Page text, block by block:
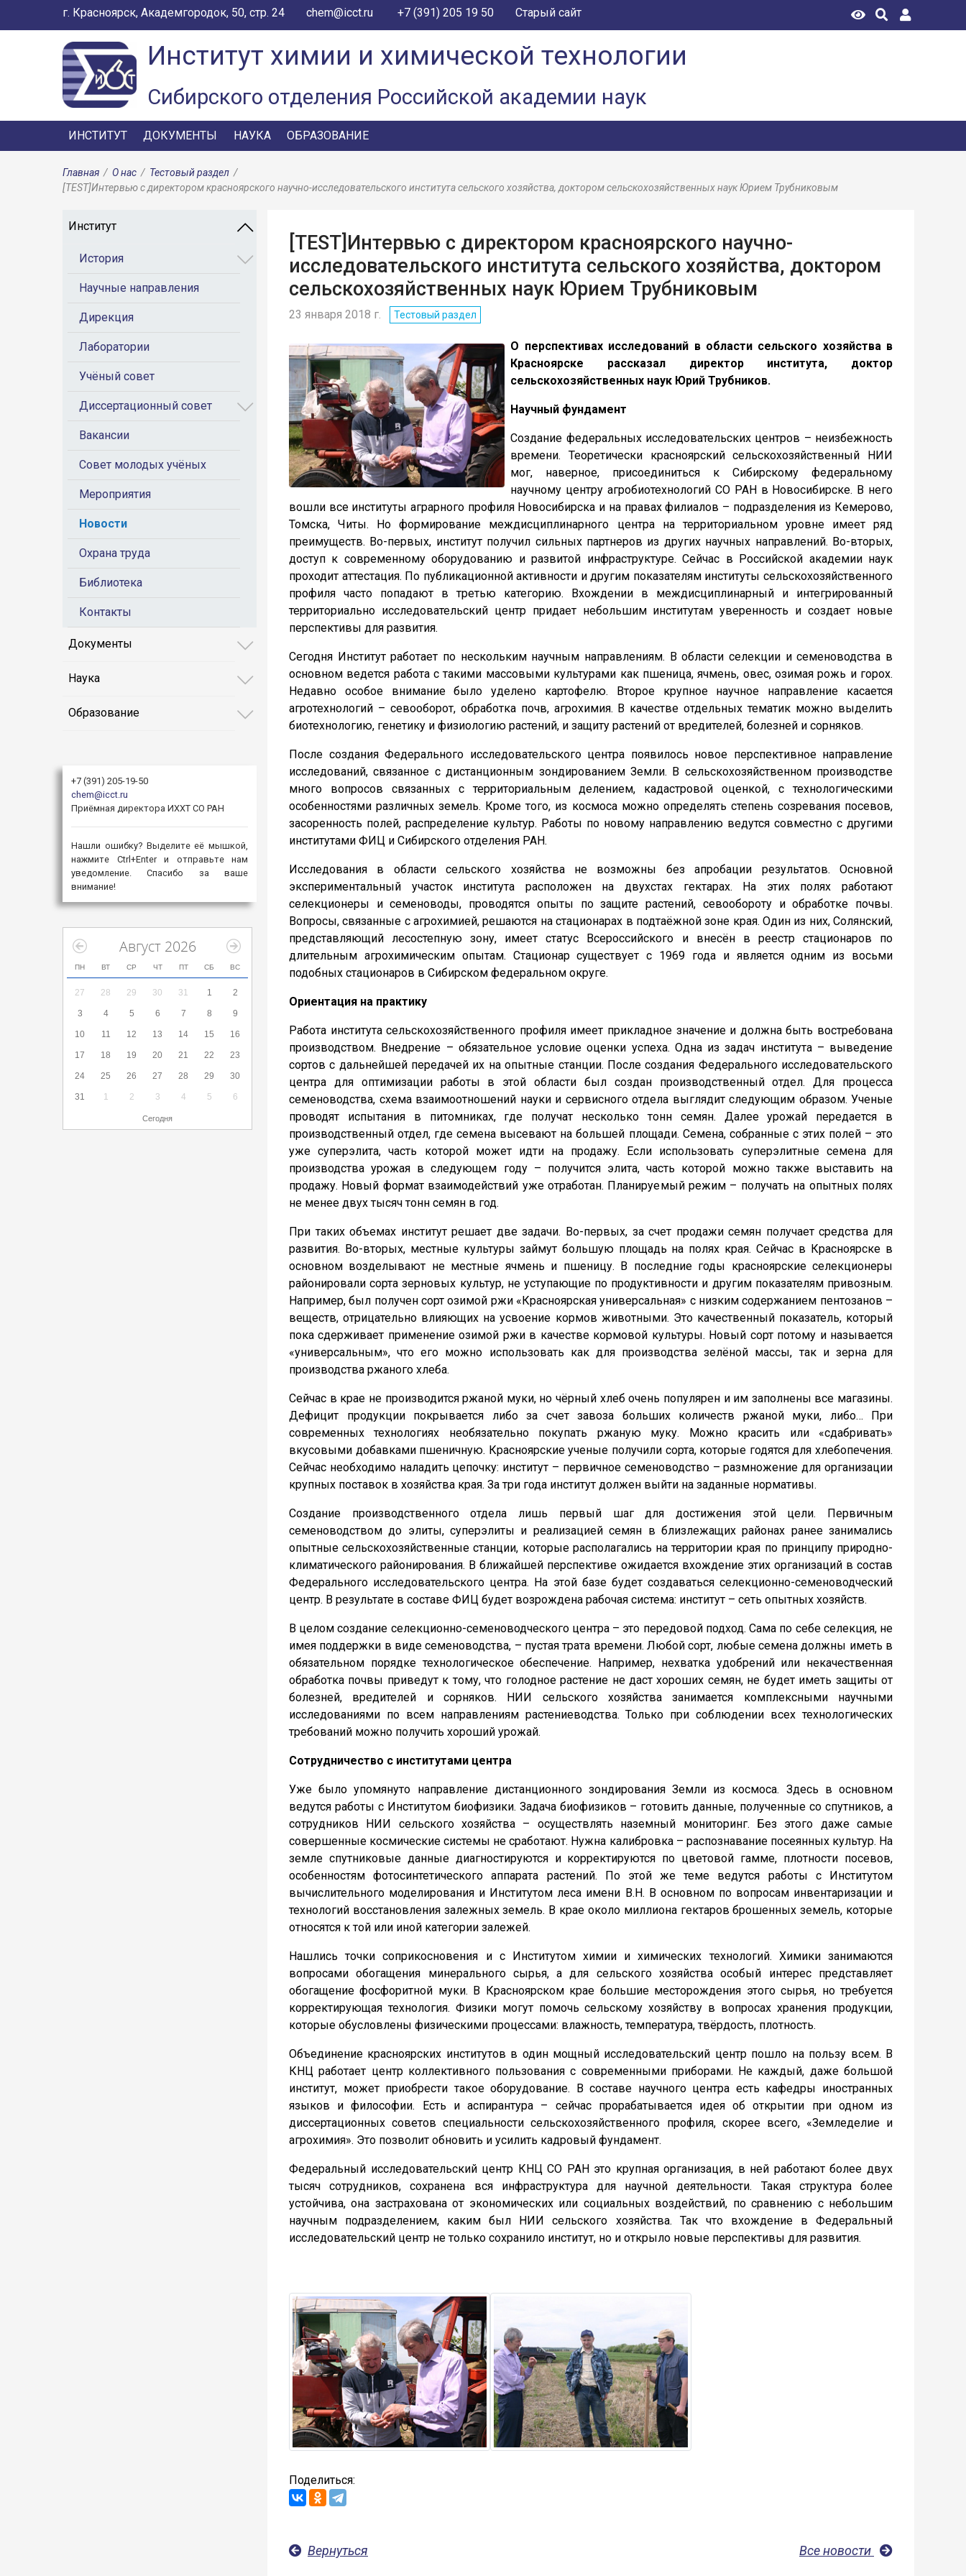
г. Красноярск, Академгородок, 50, стр. 24 chem@icct.ru +7 (391) 205 19 50 Старый сайт
Институт химии и химической технологии
Сибирского отделения Российской академии наук
ИНСТИТУТ ДОКУМЕНТЫ НАУКА ОБРАЗОВАНИЕ
Главная / О нас / Тестовый раздел /
[TEST]Интервью с директором красноярского научно-исследовательского института сельского хозяйства, доктором сельскохозяйственных наук Юрием Трубниковым
Институт
История
Научные направления
Дирекция
Лаборатории
Учёный совет
Диссертационный совет
Вакансии
Совет молодых учёных
Мероприятия
Новости
Охрана труда
Библиотека
Контакты
Документы
Наука
Образование
+7 (391) 205-19-50
chem@icct.ru
Приёмная директора ИХХТ СО РАН
Нашли ошибку? Выделите её мышкой,
нажмите Ctrl+Enter и отправьте нам
уведомление. Спасибо за ваше
внимание!
Август 2026
ПН ВТ СР ЧТ ПТ СБ ВС
27 28 29 30 31 1 2
3 4 5 6 7 8 9
10 11 12 13 14 15 16
17 18 19 20 21 22 23
24 25 26 27 28 29 30
31 1 2 3 4 5 6
Сегодня
[TEST]Интервью с директором красноярского научно-
исследовательского института сельского хозяйства, доктором
сельскохозяйственных наук Юрием Трубниковым
23 января 2018 г. Тестовый раздел
О перспективах исследований в области сельского хозяйства в
Красноярске рассказал директор института, доктор
сельскохозяйственных наук Юрий Трубников.
Научный фундамент
Создание федеральных исследовательских центров – неизбежность
времени. Теоретически красноярский сельскохозяйственный НИИ
мог, наверное, присоединиться к Сибирскому федеральному
научному центру агробиотехнологий СО РАН в Новосибирске. В него
вошли все институты аграрного профиля Новосибирска и на правах филиалов – подразделения из Кемерово,
Томска, Читы. Но формирование междисциплинарного центра на территориальном уровне имеет ряд
преимуществ. Во-первых, институт получил сильных партнеров из других научных направлений. Во-вторых,
доступ к современному оборудованию и развитой инфраструктуре. Сейчас в Российской академии наук
проходит аттестация. По публикационной активности и другим показателям институты сельскохозяйственного
профиля часто попадают в третью категорию. Вхождении в междисциплинарный и интегрированный
территориально исследовательский центр придает небольшим институтам уверенность и создает новые
перспективы для развития.
Сегодня Институт работает по нескольким научным направлениям. В области селекции и семеноводства в
основном ведется работа с такими массовыми культурами как пшеница, ячмень, овес, озимая рожь и горох.
Недавно особое внимание было уделено картофелю. Второе крупное научное направление касается
агротехнологий – севооборот, обработка почв, агрохимия. В качестве отдельных тематик можно выделить
биотехнологию, генетику и физиологию растений, и защиту растений от вредителей, болезней и сорняков.
После создания Федерального исследовательского центра появилось новое перспективное направление
исследований, связанное с дистанционным зондированием Земли. В сельскохозяйственном производстве
много вопросов связанных с территориальным делением, кадастровой оценкой, с технологическими
особенностями различных земель. Кроме того, из космоса можно определять степень созревания посевов,
засоренность полей, распределение культур. Работы по новому направлению ведутся совместно с другими
институтами ФИЦ и Сибирского отделения РАН.
Исследования в области сельского хозяйства не возможны без апробации результатов. Основной
экспериментальный участок института расположен на двухстах гектарах. На этих полях работают
селекционеры и семеноводы, проводятся опыты по защите растений, севообороту и обработке почвы.
Вопросы, связанные с агрохимией, решаются на стационарах в подтаёжной зоне края. Один из них, Солянский,
представляющий лесостепную зону, имеет статус Всероссийского и внесён в реестр стационаров по
длительным агрохимическим опытам. Стационар существует с 1969 года и является одним из восьми
подобных стационаров в Сибирском федеральном округе.
Ориентация на практику
Работа института сельскохозяйственного профиля имеет прикладное значение и должна быть востребована
производством. Внедрение – обязательное условие оценки успеха. Одна из задач института – выведение
сортов с дальнейшей передачей их на опытные станции. После создания Федерального исследовательского
центра для оптимизации работы в этой области был создан производственный отдел. Для процесса
семеноводства, схема взаимоотношений науки и сервисного отдела выглядит следующим образом. Ученые
проводят испытания в питомниках, где получат несколько тонн семян. Далее урожай передается в
производственный отдел, где семена высевают на большей площади. Семена, собранные с этих полей – это
уже суперэлита, часть которой может идти на продажу. Если использовать суперэлитные семена для
производства урожая в следующем году – получится элита, часть которой можно также выставить на
продажу. Новый формат взаимодействий уже отработан. Планируемый режим – получать на опытных полях
не менее двух тысяч тонн семян в год.
При таких объемах институт решает две задачи. Во-первых, за счет продажи семян получает средства для
развития. Во-вторых, местные культуры займут большую площадь на полях края. Сейчас в Красноярске в
основном возделывают не местные ячмень и пшеницу. В последние годы красноярские селекционеры
районировали сорта зерновых культур, не уступающие по продуктивности и другим показателям привозным.
Например, был получен сорт озимой ржи «Красноярская универсальная» с низким содержанием пентозанов –
веществ, отрицательно влияющих на усвоение кормов животными. Это качественный показатель, который
пока сдерживает применение озимой ржи в качестве кормовой культуры. Новый сорт потому и называется
«универсальным», что его можно использовать как для производства зелёной массы, так и зерна для
производства ржаного хлеба.
Сейчас в крае не производится ржаной муки, но чёрный хлеб очень популярен и им заполнены все магазины.
Дефицит продукции покрывается либо за счет завоза больших количеств ржаной муки, либо… При
современных технологиях необязательно покупать ржаную муку. Можно красить или «сдабривать»
вкусовыми добавками пшеничную. Красноярские ученые получили сорта, которые годятся для хлебопечения.
Сейчас необходимо наладить цепочку: институт – первичное семеноводство – размножение для организации
крупных поставок в хозяйства края. За три года институт должен выйти на заданные нормативы.
Создание производственного отдела лишь первый шаг для достижения этой цели. Первичным
семеноводством до элиты, суперэлиты и реализацией семян в близлежащих районах ранее занимались
опытные сельскохозяйственные станции, которые располагались на территории края по принципу природно-
климатического районирования. В ближайшей перспективе ожидается вхождение этих организаций в состав
Федерального исследовательского центра. На этой базе будет создаваться селекционно-семеноводческий
центр. В результате в составе ФИЦ будет возрождена рабочая система: институт – сеть опытных хозяйств.
В целом создание селекционно-семеноводческого центра – это передовой подход. Сама по себе селекция, не
имея поддержки в виде семеноводства, – пустая трата времени. Любой сорт, любые семена должны иметь в
обязательном порядке технологическое обеспечение. Например, нехватка удобрений или некачественная
обработка почвы приведут к тому, что голодное растение не даст хороших семян, не будет иметь защиты от
болезней, вредителей и сорняков. НИИ сельского хозяйства занимается комплексными научными
исследованиями по всем направлениям растениеводства. Только при соблюдении всех технологических
требований можно получить хороший урожай.
Сотрудничество с институтами центра
Уже было упомянуто направление дистанционного зондирования Земли из космоса. Здесь в основном
ведутся работы с Институтом биофизики. Задача биофизиков – готовить данные, полученные со спутников, а
сотрудников НИИ сельского хозяйства – осуществлять наземный мониторинг. Без этого даже самые
совершенные космические системы не сработают. Нужна калибровка – распознавание посеянных культур. На
земле спутниковые данные диагностируются и корректируются по цветовой гамме, плотности посевов,
особенностям фотосинтетического аппарата растений. По этой же теме ведутся работы с Институтом
вычислительного моделирования и Институтом леса имени В.Н. В основном по вопросам инвентаризации и
технологий восстановления залежных земель. В крае около миллиона гектаров брошенных земель, которые
относятся к той или иной категории залежей.
Нашлись точки соприкосновения и с Институтом химии и химических технологий. Химики занимаются
вопросами обогащения минерального сырья, а для сельского хозяйства особый интерес представляет
обогащение фосфоритной муки. В Красноярском крае большие месторождения этого сырья, но требуется
корректирующая технология. Физики могут помочь сельскому хозяйству в вопросах хранения продукции,
которые обусловлены физическими процессами: влажность, температура, твёрдость, плотность.
Объединение красноярских институтов в один мощный исследовательский центр пошло на пользу всем. В
КНЦ работает центр коллективного пользования с современными приборами. Не каждый, даже большой
институт, может приобрести такое оборудование. В составе научного центра есть кафедры иностранных
языков и философии. Есть и аспирантура – сейчас прорабатывается идея об открытии при одном из
диссертационных советов специальности сельскохозяйственного профиля, скорее всего, «Земледелие и
агрохимия». Это позволит обновить и усилить кадровый фундамент.
Федеральный исследовательский центр КНЦ СО РАН это крупная организация, в ней работают более двух
тысяч сотрудников, сохранена вся инфраструктура для научной деятельности. Такая структура более
устойчива, она застрахована от экономических или социальных воздействий, по сравнению с небольшим
научным подразделением, каким был НИИ сельского хозяйства. Так что вхождение в Федеральный
исследовательский центр не только сохранило институт, но и открыло новые перспективы для развития.
Поделиться:
Вернуться Все новости